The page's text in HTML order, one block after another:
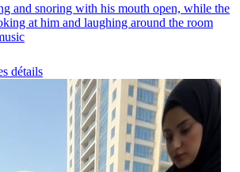
and snoring with his mouth open, while the
at him and laughing around the room
détails